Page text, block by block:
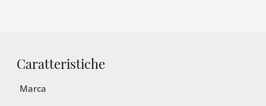
Caratteristiche
Marca